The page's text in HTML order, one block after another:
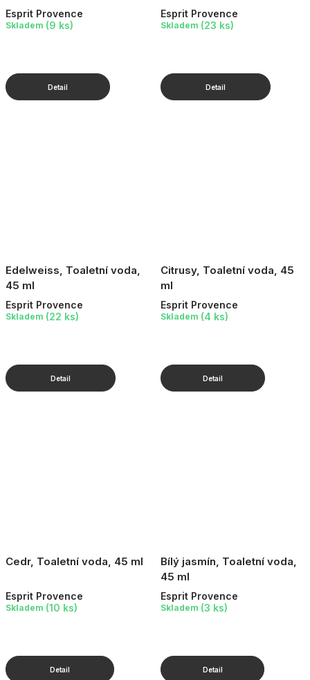
Esprit Provence
Skladem (9 ks)
Esprit Provence
Skladem (23 ks)
Edelweiss, Toaletní voda,
45 ml
Esprit Provence
Skladem (22 ks)
Citrusy, Toaletní voda, 45
ml
Esprit Provence
Skladem (4 ks)
Cedr, Toaletní voda, 45 ml
Esprit Provence
Skladem (10 ks)
Bílý jasmín, Toaletní voda,
45 ml
Esprit Provence
Skladem (3 ks)